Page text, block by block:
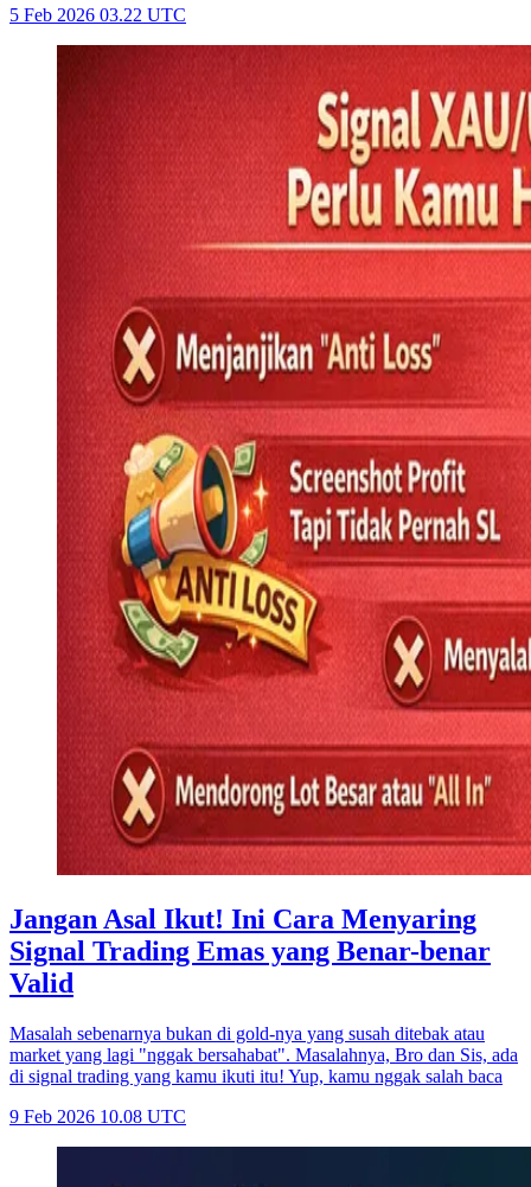
5 Feb 2026 03.22 UTC
Jangan Asal Ikut! Ini Cara Menyaring
Signal Trading Emas yang Benar-benar
Valid
Masalah sebenarnya bukan di gold-nya yang susah ditebak atau
market yang lagi "nggak bersahabat". Masalahnya, Bro dan Sis, ada
di signal trading yang kamu ikuti itu! Yup, kamu nggak salah baca
9 Feb 2026 10.08 UTC